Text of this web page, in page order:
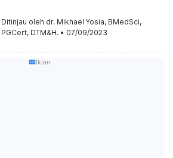
Ditinjau oleh dr. Mikhael Yosia, BMedSci,
PGCert, DTM&H. • 07/09/2023
Iklan